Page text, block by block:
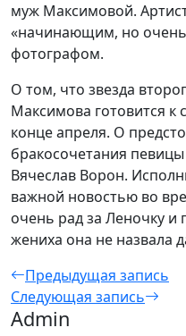
муж Максимовой.
«начинающим, но
фотографом.
О том, что звезда
Максимова готовится к
конце апреля. О
бракосочетания
Вячеслав Ворон.
важной новостью во
очень рад за Леночку
жениха она не назвала
Предыдущая запись
Следующая запись
Admin